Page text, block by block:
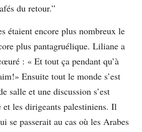
du retour.”
étaient encore plus nombreux le
plus pantagruélique. Liliane a
: « Et tout ça pendant qu’à
Ensuite tout le monde s’est
salle et une discussion s’est
et les dirigeants palestiniens. Il
se passerait au cas où les Arabes